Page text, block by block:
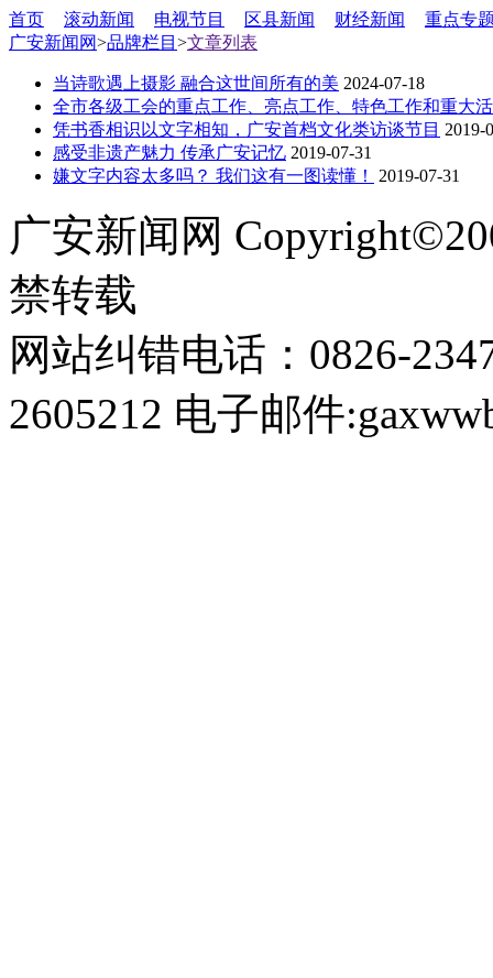
首页 滚动新闻 电视节目 区县新闻 财经新闻
重点专
广安新闻网>品牌栏目 >文章列表
当诗歌遇上摄影 融合这世间所有的美 2024-07-18
全市各级工会的重点工作、亮点工作、特色工作和重大
凭书香相识以文字相知，广安首档文化类访谈节目 2019-
感受非遗产魅力 传承广安记忆 2019-07-31
嫌文字内容太多吗？ 我们这有一图读懂！
2019-07-31
广安新闻网
禁转载
网站纠错电话：0826-
2605212 电子邮件